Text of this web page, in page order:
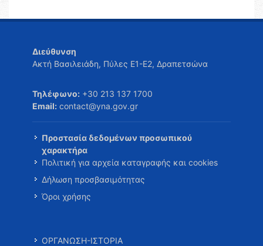
Διεύθυνση
Ακτή Βασιλειάδη, Πύλες Ε1-Ε2, Δραπετσώνα
Τηλέφωνο: +30 213 137 1700
Email: contact@yna.gov.gr
Προστασία δεδομένων προσωπικού
χαρακτήρα
Πολιτική για αρχεία καταγραφής και cookies
Δήλωση προσβασιμότητας
Όροι χρήσης
ΟΡΓΑΝΩΣΗ-ΙΣΤΟΡΙΑ